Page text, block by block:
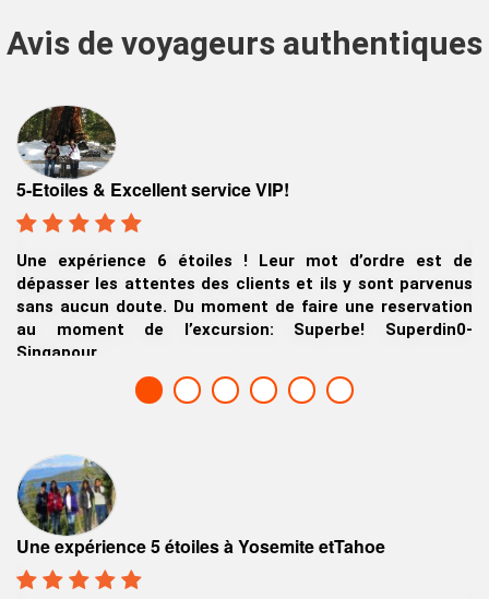
Avis de voyageurs authentiques
de
Voyage d'affaires bien organisé au lac Tahoe
d’un voyage d’affaires à San Jose, nous avons
apprécié notre séjour à Tahoe….
James Wang, Hong Kong
Excursion à Lake Tahoe & Yosemite